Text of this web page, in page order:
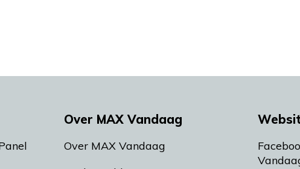
Over MAX Vandaag
Over MAX Vandaag